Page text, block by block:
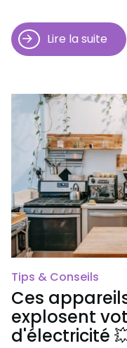
Lire la suite
Tips & Conseils
Ces
explosent
d'électricité